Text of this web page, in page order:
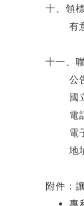
十、領
有
十一、
公
國
電
電
地
附件：